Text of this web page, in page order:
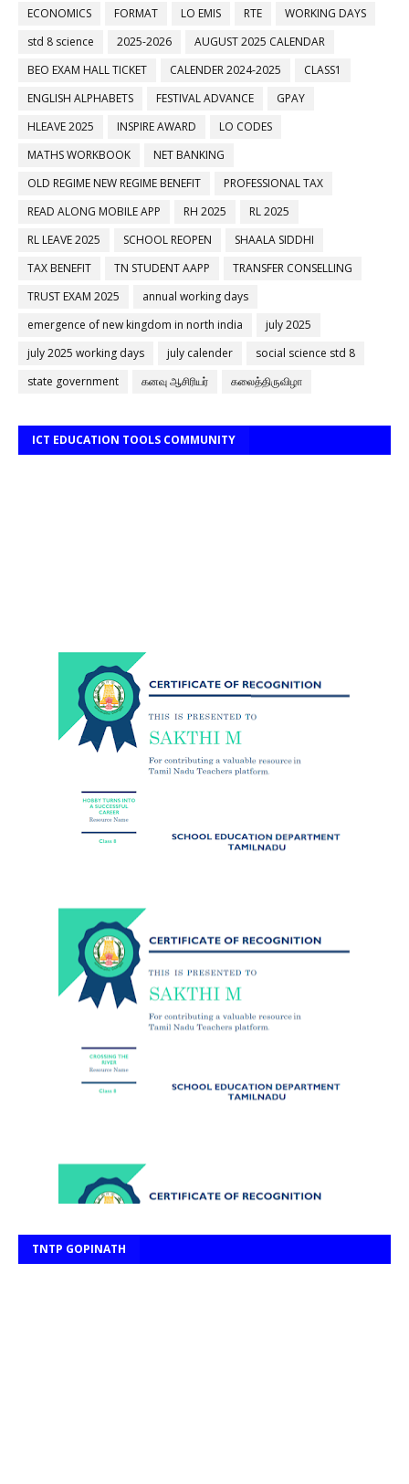
ECONOMICS FORMAT LO EMIS RTE
WORKING DAYS
std 8 science
2025-2026
AUGUST 2025 CALENDAR
BEO EXAM HALL TICKET
CALENDER 2024-2025
CLASS1
ENGLISH ALPHABETS
FESTIVAL ADVANCE
GPAY
HLEAVE 2025
INSPIRE AWARD
LO CODES
MATHS WORKBOOK
NET BANKING
OLD REGIME NEW REGIME BENEFIT
PROFESSIONAL TAX
READ ALONG MOBILE APP
RH 2025
RL 2025
RL LEAVE 2025
SCHOOL REOPEN
SHAALA SIDDHI
TAX BENEFIT
TN STUDENT AAPP
TRANSFER CONSELLING
TRUST EXAM 2025
annual working days
emergence of new kingdom in north india
july 2025
july 2025 working days
july calender
social science std 8
state government
கனவு ஆசிரியர் கலைத்திருவிழா
ICT EDUCATION TOOLS COMMUNITY
TNTP GOPINATH